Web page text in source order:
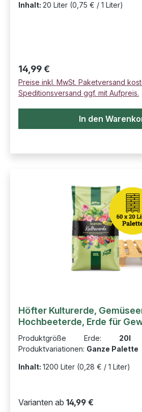
Inhalt: 20 Liter (0,75 € / 1 Liter)
Regulärer Preis:
14,99 €
Preise inkl. MwSt. Paketversand
Speditionsversand ggf. mit Aufpreis.
In den
Höfter Kulturerde,
Hochbeeterde, Erde für
Sack auf Palette 1200l
Produktgröße Erde: 20l
Produktvariationen: Ganze Palette
Inhalt: 1200 Liter (0,28 € / 1 Liter)
Varianten ab 14,99 €